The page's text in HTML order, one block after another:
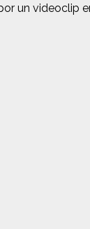
un videoclip